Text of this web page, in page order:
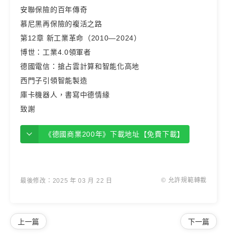
安聯保險的百年傳奇
慕尼黑再保險的複活之路
第12章 新工業革命（2010—2024）
博世：工業4.0領軍者
德國電信：搶占雲計算和智能化高地
西門子引領智能製造
庫卡機器人，書寫中德情緣
致謝
《德國商業200年》下載地址【免費下載】
最後修改：2025 年 03 月 22 日 © 允許規範轉載
下一篇
上一篇